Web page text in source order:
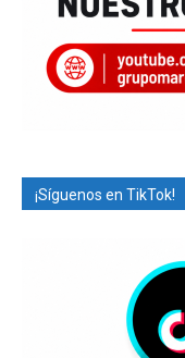
¡Síguenos en TikTok!